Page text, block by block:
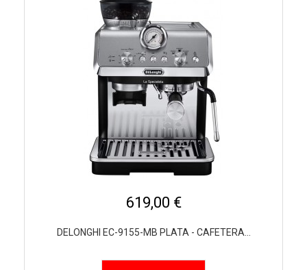
619,00 €
DELONGHI EC-9155-MB PLATA - CAFETERA...